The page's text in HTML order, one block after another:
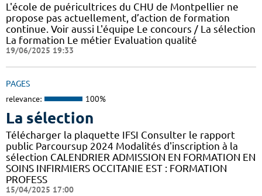
L'école de puéricultrices du CHU de Montpellier ne
propose pas actuellement, d’action de formation
continue. Voir aussi L'équipe Le concours / La sélection
La formation Le métier Evaluation qualité
19/06/2025 19:33
PAGES
relevance: 100%
La sélection
Télécharger la plaquette IFSI Consulter le rapport
public Parcoursup 2024 Modalités d'inscription à la
sélection CALENDRIER ADMISSION EN FORMATION EN
SOINS INFIRMIERS OCCITANIE EST : FORMATION
PROFESS
15/04/2025 17:00